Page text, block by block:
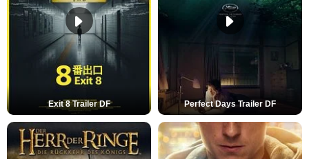
Exit 8 Trailer DF Perfect Days Trailer DF